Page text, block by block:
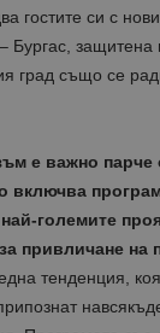
гостите си с
защитена
град също се
е важно парче
включва
големите
привличане на
тенденция,